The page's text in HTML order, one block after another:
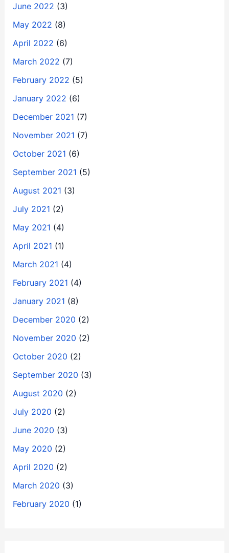
June 2022 (3)
May 2022 (8)
April 2022 (6)
March 2022 (7)
February 2022 (5)
January 2022 (6)
December 2021 (7)
November 2021 (7)
October 2021 (6)
September 2021 (5)
August 2021 (3)
July 2021 (2)
May 2021 (4)
April 2021 (1)
March 2021 (4)
February 2021 (4)
January 2021 (8)
December 2020 (2)
November 2020 (2)
October 2020 (2)
September 2020 (3)
August 2020 (2)
July 2020 (2)
June 2020 (3)
May 2020 (2)
April 2020 (2)
March 2020 (3)
February 2020 (1)